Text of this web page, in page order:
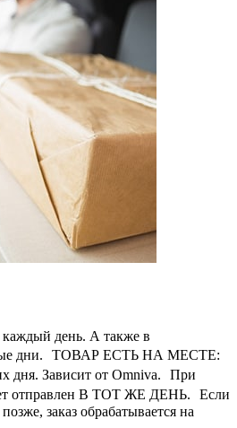
день. А также в
дни. ТОВАР ЕСТЬ НА МЕСТЕ:
дня. Зависит от Omniva. При
отправлен В ТОТ ЖЕ ДЕНЬ. Если
заказ обрабатывается на